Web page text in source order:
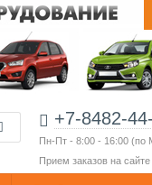
+7-8482-
Пн-Пт - 8:00 - 16:00 (по
Прием заказов на сайте